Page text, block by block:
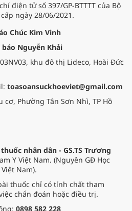
điện tử số 397/GP-BTTTT của Bộ
ngày 28/06/2021.
Chúc Kim Vinh
báo Nguyễn Khải
khu đô thị Lideco, Hoài Đức
toasoansuckhoeviet@gmail.com
cơ, Phường Tân Sơn Nhì, TP Hồ
nhân dân - GS.TS Trương
Y Việt Nam. (Nguyên GĐ Học
Nam).
thuốc chỉ có tính chất tham
chẩn đoán hoặc điều trị.
0898 582 228